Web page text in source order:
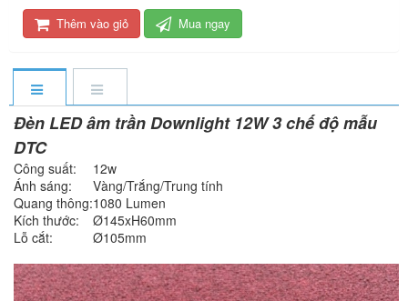
Thêm vào giỏ Mua ngay
Đèn LED âm trần Downlight 12W 3 chế độ mẫu
DTC
Công suất:
12w
Ánh sáng:
Vàng/Trắng/Trung tính
Quang thông:1080 Lumen
Kích thước:
Ø145xH60mm
Lỗ cắt:
Ø105mm